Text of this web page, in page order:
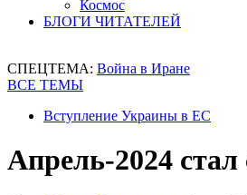
Космос
БЛОГИ ЧИТАТЕЛЕЙ
СПЕЦТЕМА: Война в Иране
ВСЕ ТЕМЫ
Вступление Украины в ЕС
Апрель-2024